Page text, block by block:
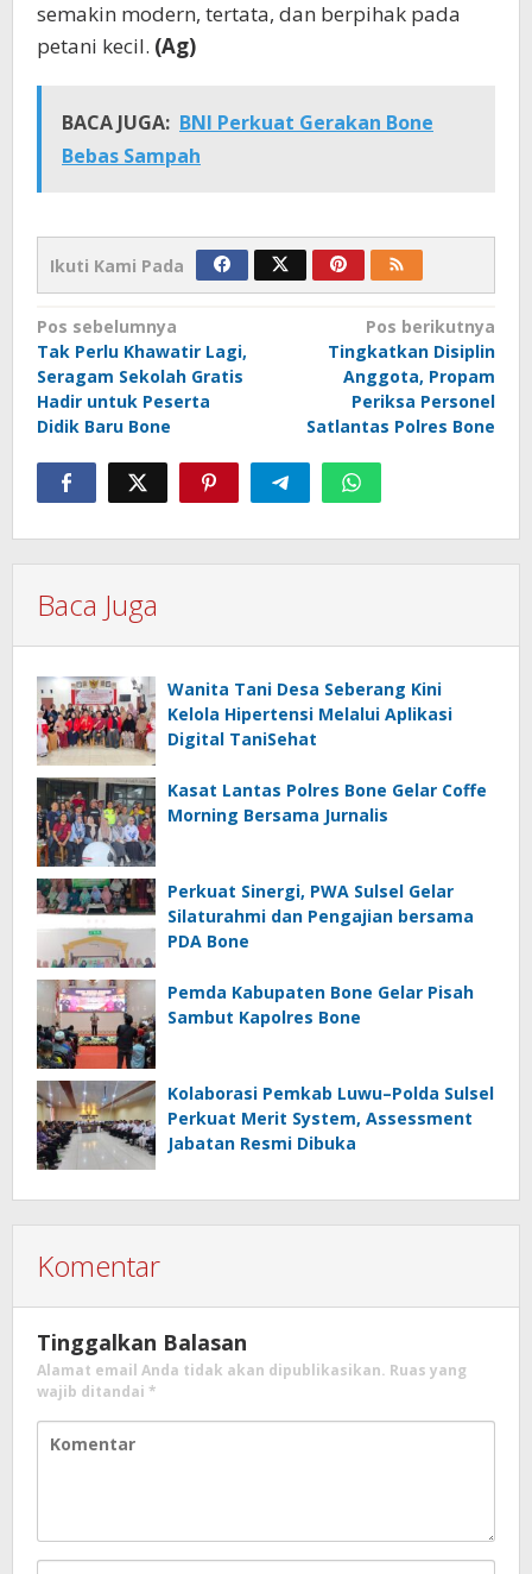
semakin modern, tertata, dan berpihak pada
petani kecil. (Ag)
BACA JUGA: BNI Perkuat Gerakan Bone
Bebas Sampah
Ikuti Kami Pada
Navigasi
pos
Pos sebelumnya
Tak Perlu Khawatir Lagi,
Seragam Sekolah Gratis
Hadir untuk Peserta
Didik Baru Bone
Pos berikutnya
Tingkatkan Disiplin
Anggota, Propam
Periksa Personel
Satlantas Polres Bone
Baca Juga
Wanita Tani Desa Seberang Kini
Kelola Hipertensi Melalui Aplikasi
Digital TaniSehat
Kasat Lantas Polres Bone Gelar Coffe
Morning Bersama Jurnalis
Perkuat Sinergi, PWA Sulsel Gelar
Silaturahmi dan Pengajian bersama
PDA Bone
Pemda Kabupaten Bone Gelar Pisah
Sambut Kapolres Bone
Kolaborasi Pemkab Luwu–Polda Sulsel
Perkuat Merit System, Assessment
Jabatan Resmi Dibuka
Komentar
Tinggalkan Balasan
Alamat email Anda tidak akan dipublikasikan. Ruas yang
wajib ditandai *